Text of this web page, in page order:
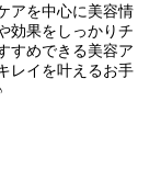
アを中心に美容情
効果をしっかりチ
すめできる美容ア
レイを叶えるお手